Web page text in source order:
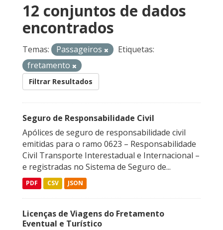
12 conjuntos de dados
encontrados
Temas: Passageiros
Etiquetas:
fretamento
Filtrar Resultados
Seguro de Responsabilidade Civil
Apólices de seguro de responsabilidade civil
emitidas para o ramo 0623 – Responsabilidade
Civil Transporte Interestadual e Internacional –
e registradas no Sistema de Seguro de...
PDF CSV JSON
Licenças de Viagens do Fretamento
Eventual e Turístico